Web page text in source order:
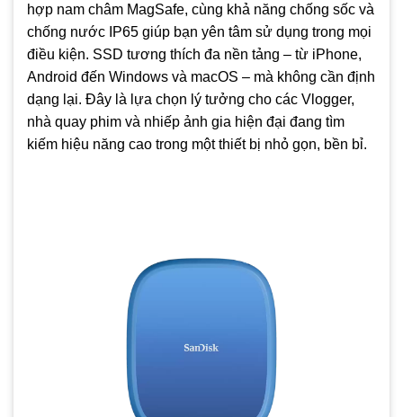
hợp nam châm MagSafe, cùng khả năng chống sốc và
chống nước IP65 giúp bạn yên tâm sử dụng trong mọi
điều kiện. SSD tương thích đa nền tảng – từ iPhone,
Android đến Windows và macOS – mà không cần định
dạng lại. Đây là lựa chọn lý tưởng cho các Vlogger,
nhà quay phim và nhiếp ảnh gia hiện đại đang tìm
kiếm hiệu năng cao trong một thiết bị nhỏ gọn, bền bỉ.